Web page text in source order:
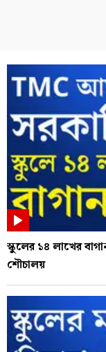
স্কুলের ১৪ লাখের
শৌচালয়